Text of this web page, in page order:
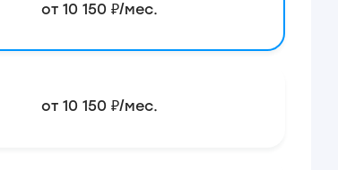
от 10 150 ₽/мес.
от 10 150 ₽/мес.